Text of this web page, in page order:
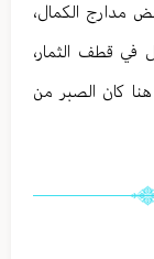
مدارج الكمال،
في قطف الثمار،
كان الصبر من